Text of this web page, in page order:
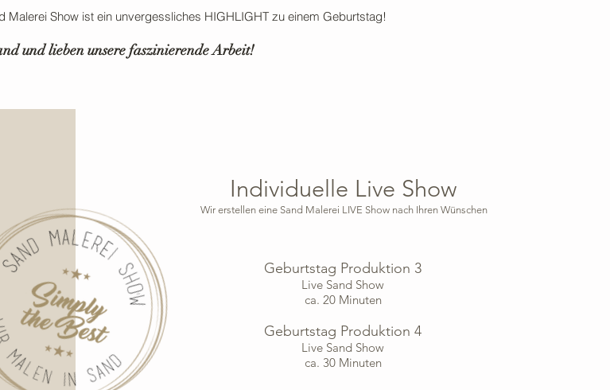
Malerei Show ist ein unvergessliches HIGHLIGHT zu einem Geburtstag!
und lieben unsere faszinierende Arbeit!
Individuelle Live Show
Wir erstellen eine Sand Malerei LIVE Show nach Ihren Wünschen
Geburtstag Produktion 3
Live Sand Show
ca. 20 Minuten
Geburtstag Produktion 4
Live Sand Show
ca. 30 Minuten